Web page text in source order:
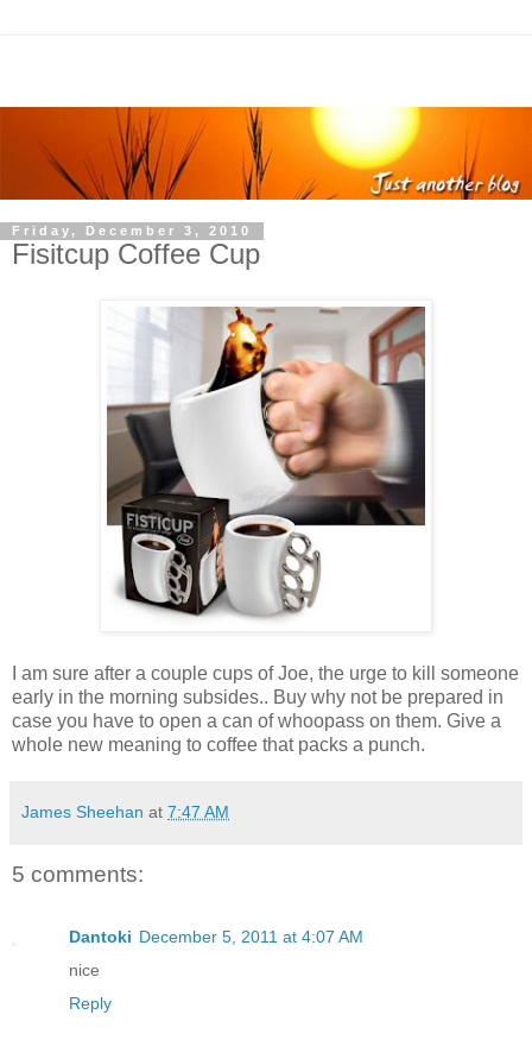
Friday, December 3, 2010
Fisitcup Coffee Cup
I am sure after a couple cups of Joe, the urge to kill someone
early in the morning subsides.. Buy why not be prepared in
case you have to open a can of whoopass on them. Give a
whole new meaning to coffee that packs a punch.
James Sheehan at 7:47 AM
5 comments:
Dantoki December 5, 2011 at 4:07 AM
nice
Reply